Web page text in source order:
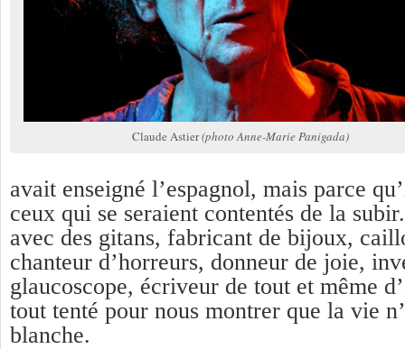
Claude Astier(photo Anne-Marie Panigada)
avait enseigné l’espagnol, mais parce
ceux qui se seraient contentés de la
avec des gitans, fabricant de bijoux,
chanteur d’horreurs, donneur de joie,
glaucoscope, écriveur de tout et même
tout tenté pour nous montrer que la vie
blanche.